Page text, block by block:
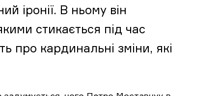
іронії. В ньому він
стикається під час
про кардинальні зміни, які